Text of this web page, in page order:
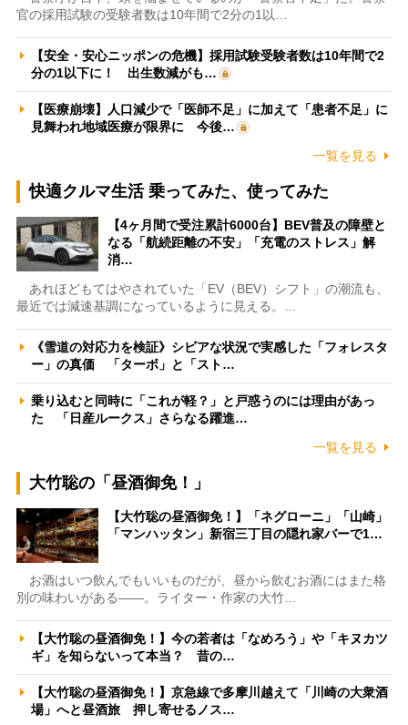
官の採用試験の受験者数は10年間で2分の1以…
【安全・安心ニッポンの危機】採用試験受験者数は10年間で2
分の1以下に！ 出生数減がも…
【医療崩壊】人口減少で「医師不足」に加えて「患者不足」に
見舞われ地域医療が限界に 今後…
一覧を見る
快適クルマ生活 乗ってみた、使ってみた
【4ヶ月間で受注累計6000台】BEV普及の障壁と
なる「航続距離の不安」「充電のストレス」解
消…
あれほどもてはやされていた「EV（BEV）シフト」の潮流も、
最近では減速基調になっているように見える。…
《雪道の対応力を検証》シビアな状況で実感した「フォレスタ
ー」の真価 「ターボ」と「スト…
乗り込むと同時に「これが軽？」と戸惑うのには理由があっ
た 「日産ルークス」さらなる躍進…
一覧を見る
大竹聡の「昼酒御免！」
【大竹聡の昼酒御免！】「ネグローニ」「山崎」
「マンハッタン」新宿三丁目の隠れ家バーで1…
お酒はいつ飲んでもいいものだが、昼から飲むお酒にはまた格
別の味わいがある――。ライター・作家の大竹…
【大竹聡の昼酒御免！】今の若者は「なめろう」や「キヌカツ
ギ」を知らないって本当？ 昔の…
【大竹聡の昼酒御免！】京急線で多摩川越えて「川崎の大衆酒
場」へと昼酒旅 押し寄せるノス…